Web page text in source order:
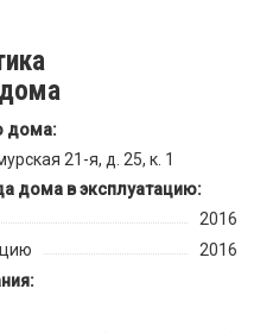
дома:
21-я, д. 25, к. 1
дома в эксплуатацию:
2016
2016